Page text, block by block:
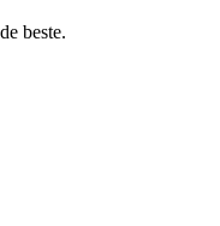
beste.